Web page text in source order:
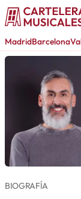
MadridBarcelona
BIOGRAFÍA